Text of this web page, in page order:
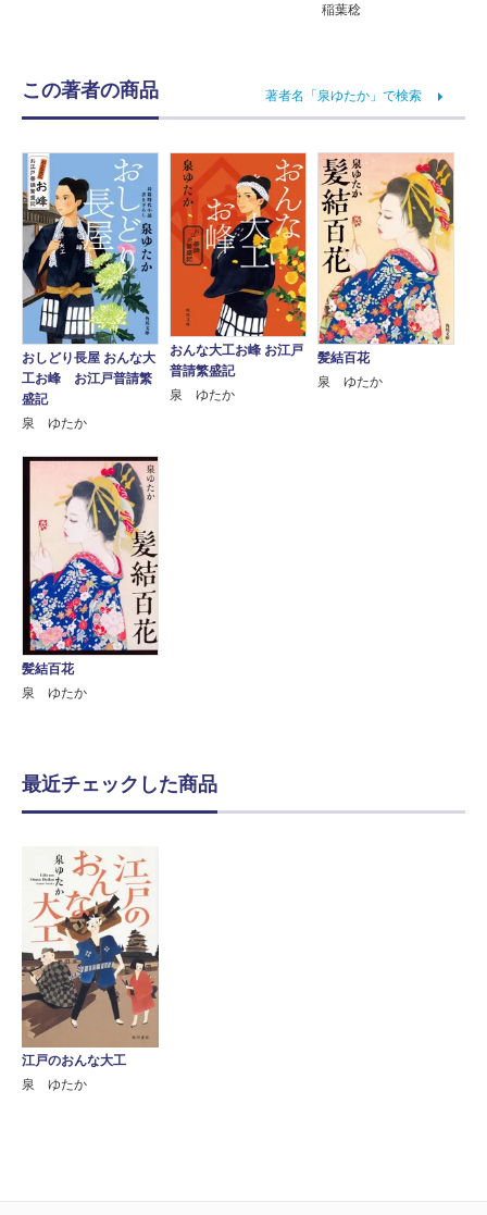
稲葉稔
この著者の商品 著者名「泉ゆたか」で検索
おしどり長屋 おんな大
工お峰 お江戸普請繁
盛記
泉 ゆたか
おんな大工お峰 お江戸
普請繁盛記
泉 ゆたか
髪結百花
泉 ゆたか
髪結百花
泉 ゆたか
最近チェックした商品
江戸のおんな大工
泉 ゆたか